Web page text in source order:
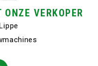
VERKOPER